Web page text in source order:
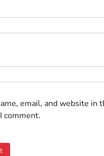
email, and website in
comment.